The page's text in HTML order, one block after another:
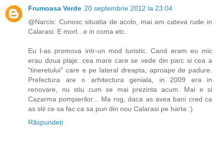
Frumoasa Verde 20 septembrie 2012 la 23:04
@Narcis: Cunosc situatia de acolo, mai am cateva rude in
Calarasi. E mort...e in coma etc.
Eu l-as promova intr-un mod turistic. Cand eram eu mic
erau doua plaje: cea mare care se vede din parc si cea a
"tineretului" care e pe lateral dreapta, aproape de padure.
Prefectura are o arhitectura geniala, in 2009 era in
renovare, nu stiu cum se mai prezinta acum. Mai e si
Cazarma pompierilor... Ma rog, daca as avea bani cred ca
as stii ce sa fac ca sa pun din nou Calarasi pe harta :)
Răspundeți